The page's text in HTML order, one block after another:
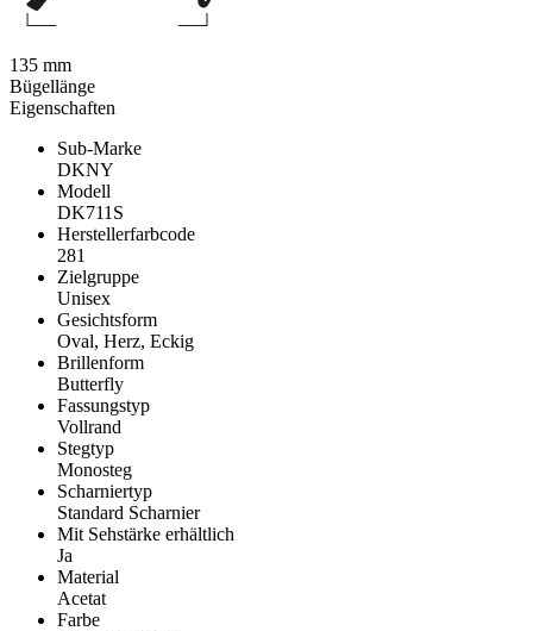
Eigenschaften
Sub-Marke
DKNY
Modell
DK711S
Herstellerfarbcode
281
Zielgruppe
Unisex
Gesichtsform
Oval, Herz, Eckig
Brillenform
Butterfly
Fassungstyp
Vollrand
Stegtyp
Monosteg
Scharniertyp
Standard Scharnier
Mit Sehstärke erhältlich
Ja
Material
Acetat
Farbe
135 mm
Bügellänge